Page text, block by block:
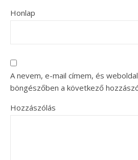
Honlap
A nevem, e-mail címem, és
böngészőben a következő
Hozzászólás